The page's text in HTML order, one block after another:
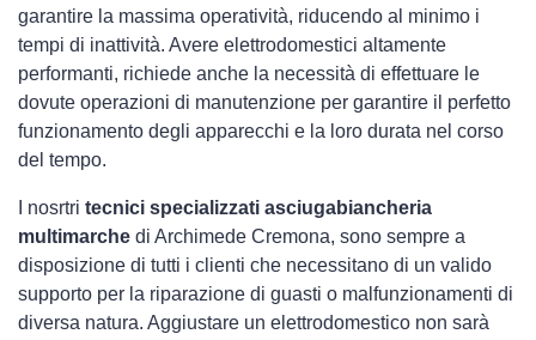
garantire la massima operatività, riducendo al minimo i
tempi di inattività. Avere elettrodomestici altamente
performanti, richiede anche la necessità di effettuare le
dovute operazioni di manutenzione per garantire il perfetto
funzionamento degli apparecchi e la loro durata nel corso
del tempo.
I nosrtri tecnici specializzati asciugabiancheria
multimarche di Archimede Cremona, sono sempre a
disposizione di tutti i clienti che necessitano di un valido
supporto per la riparazione di guasti o malfunzionamenti di
diversa natura. Aggiustare un elettrodomestico non sarà